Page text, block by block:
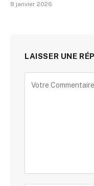
8 janvier 2026
LAISSER UNE